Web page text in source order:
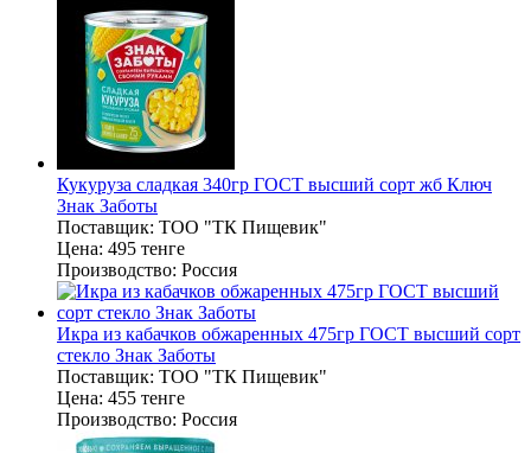
Кукуруза сладкая 340гр ГОСТ высший сорт жб Ключ
Знак Заботы
Поставщик: ТОО "ТК Пищевик"
Цена: 495 тенге
Производство: Россия
Икра из кабачков обжаренных 475гр ГОСТ высший сорт
стекло Знак Заботы
Поставщик: ТОО "ТК Пищевик"
Цена: 455 тенге
Производство: Россия